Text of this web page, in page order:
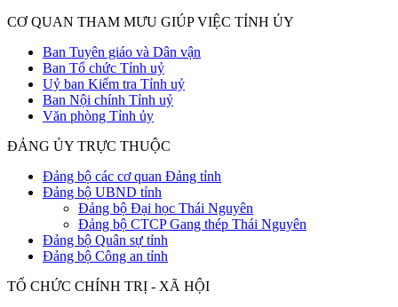
CƠ QUAN THAM MƯU GIÚP VIỆC TỈNH ỦY
Ban Tuyên giáo và Dân vận
Ban Tổ chức Tỉnh uỷ
Uỷ ban Kiểm tra Tỉnh uỷ
Ban Nội chính Tỉnh uỷ
Văn phòng Tỉnh ủy
ĐẢNG ỦY TRỰC THUỘC
Đảng bộ các cơ quan Đảng tỉnh
Đảng bộ UBND tỉnh
Đảng bộ Đại học Thái Nguyên
Đảng bộ CTCP Gang thép Thái Nguyên
Đảng bộ Quân sự tỉnh
Đảng bộ Công an tỉnh
TỔ CHỨC CHÍNH TRỊ - XÃ HỘI